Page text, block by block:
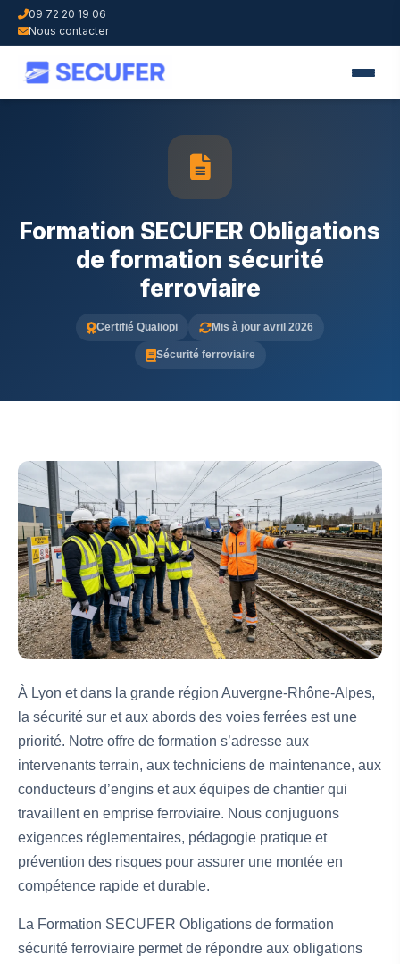
09 72 20 19 06
Nous contacter
Formation SECUFER Obligations
de formation sécurité
ferroviaire
Certifié Qualiopi Mis à jour avril 2026
Sécurité ferroviaire
À Lyon et dans la grande région Auvergne-Rhône-Alpes,
la sécurité sur et aux abords des voies ferrées est une
priorité. Notre offre de formation s’adresse aux
intervenants terrain, aux techniciens de maintenance, aux
conducteurs d’engins et aux équipes de chantier qui
travaillent en emprise ferroviaire. Nous conjuguons
exigences réglementaires, pédagogie pratique et
prévention des risques pour assurer une montée en
compétence rapide et durable.
La Formation SECUFER Obligations de formation
sécurité ferroviaire permet de répondre aux obligations